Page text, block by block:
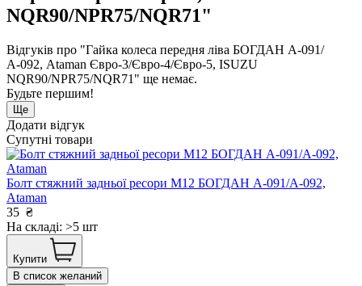
NQR90/NPR75/NQR71"
Відгуків про "Гайка колеса передня ліва БОГДАН А-091/
А-092, Ataman Євро-3/Євро-4/Євро-5, ISUZU
NQR90/NPR75/NQR71" ще немає.
Будьте першим!
Ще
Додати відгук
Супутні товари
Болт стяжний задньої ресори М12 БОГДАН А-091/А-092,
Ataman
35 ₴
На складі: >5 шт
Купити
В список желаний